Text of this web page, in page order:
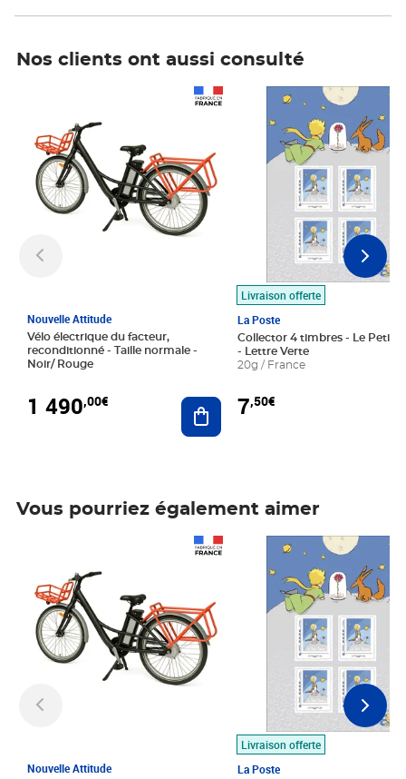
Nos clients ont aussi consulté
Nouvelle Attitude
Vélo électrique du facteur,
reconditionné - Taille normale -
Noir/ Rouge
1 490,00€ Ajouter au panier
Livraison offerte
La Poste
Collector 4 timbres - Le Petit
- Lettre Verte
20g / France
7,50€
Prix 7,50€
Vous pourriez également aimer
Nouvelle Attitude
Livraison offerte
La Poste
Prix 7,50€